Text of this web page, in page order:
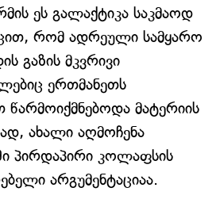
ეს გალაქტიკა საკმაოდ
რომ ადრეული სამყარო
გაზის მკვრივი
ერთმანეთს
წარმოიქმნებოდა მატერიის
ახალი აღმოჩენა
პირდაპირი კოლაფსის
არგუმენტაციაა.